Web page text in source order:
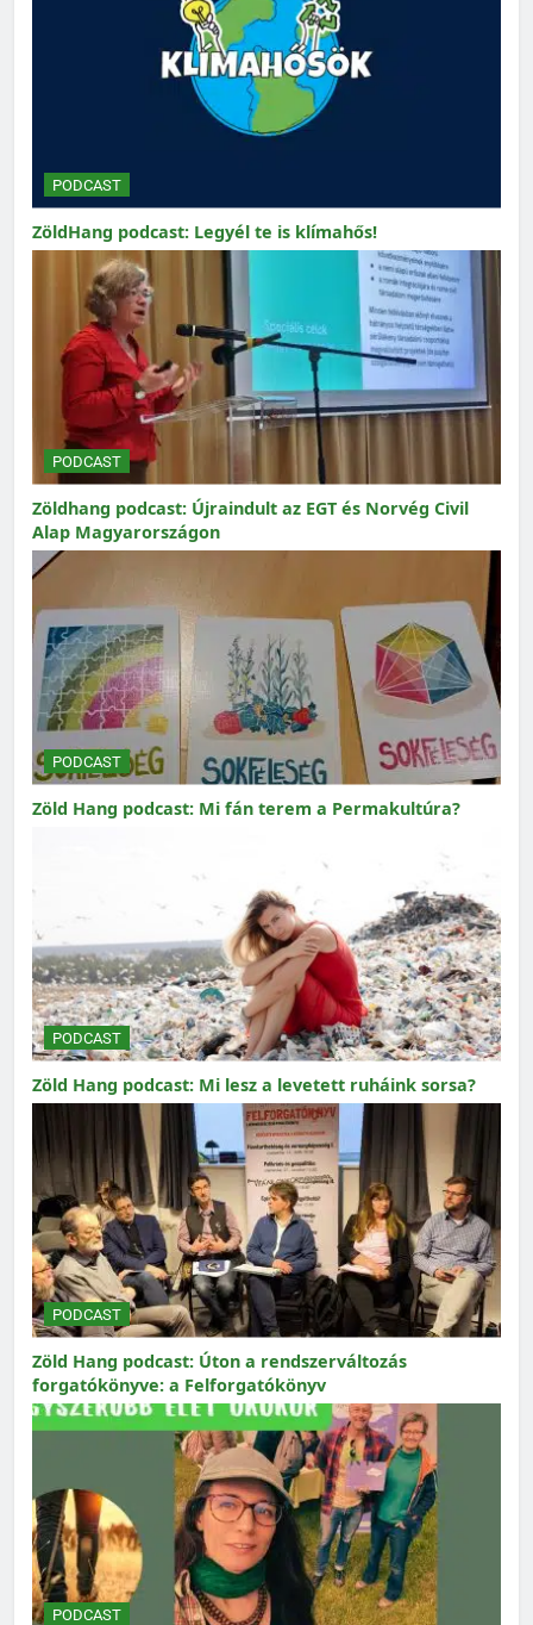
PODCAST
ZöldHang podcast: Legyél te is klímahős!
PODCAST
Zöldhang podcast: Újraindult az EGT és Norvég Civil
Alap Magyarországon
PODCAST
Zöld Hang podcast: Mi fán terem a Permakultúra?
PODCAST
Zöld Hang podcast: Mi lesz a levetett ruháink sorsa?
PODCAST
Zöld Hang podcast: Úton a rendszerváltozás
forgatókönyve: a Felforgatókönyv
PODCAST